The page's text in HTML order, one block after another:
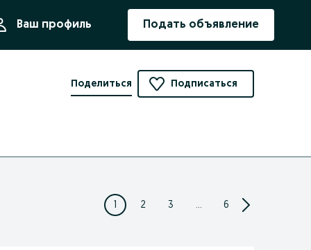
Ваш профиль Подать объявление
Подписаться
Поделиться
1 2 3 ... 6